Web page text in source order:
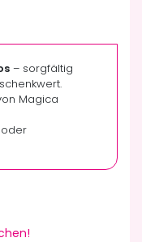
– sorgfältig
Magica